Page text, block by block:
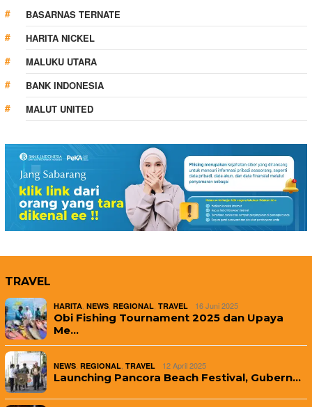
BASARNAS TERNATE
HARITA NICKEL
MALUKU UTARA
BANK INDONESIA
MALUT UNITED
TRAVEL
HARITA, NEWS, REGIONAL, TRAVEL 16 Juni 2025
Obi Fishing Tournament 2025 dan Upaya
Me…
NEWS, REGIONAL, TRAVEL 12 April 2025
Launching Pancora Beach Festival, Gubern…